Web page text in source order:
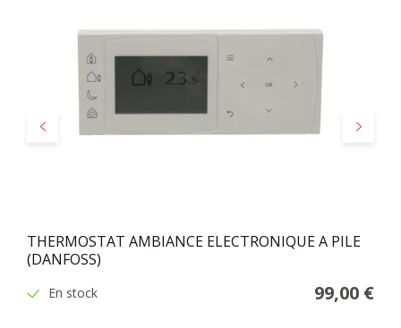
Précédent Suivant
THERMOSTAT AMBIANCE ELECTRONIQUE A PILE
(DANFOSS)
En stock 99,00 €